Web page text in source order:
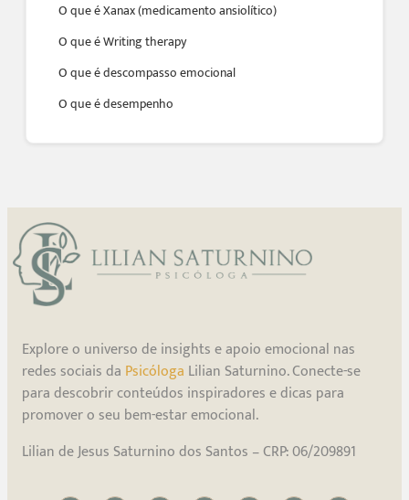
O que é Xanax (medicamento ansiolítico)
O que é Writing therapy
O que é descompasso emocional
O que é desempenho
Explore o universo de insights e apoio emocional nas
redes sociais da Psicóloga Lilian Saturnino. Conecte-se
para descobrir conteúdos inspiradores e dicas para
promover o seu bem-estar emocional.
Lilian de Jesus Saturnino dos Santos – CRP: 06/209891